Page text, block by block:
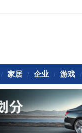
/ 家居 / 企业 / 游戏 /